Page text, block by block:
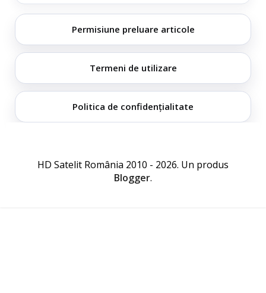
Permisiune preluare articole
Termeni de utilizare
Politica de confidențialitate
HD Satelit România 2010 - 2026. Un produs
Blogger.